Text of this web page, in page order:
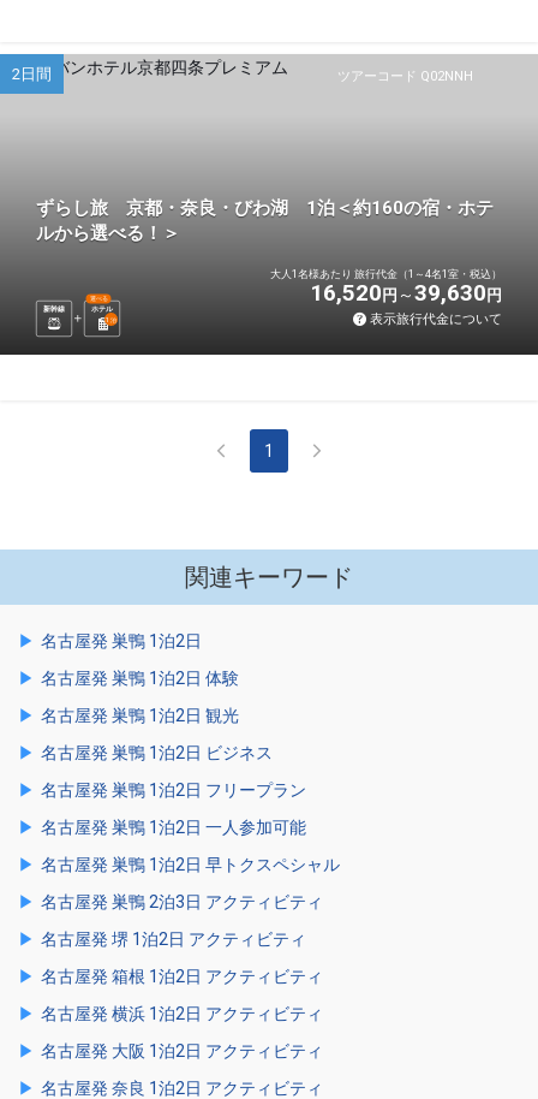
ツアーコード Q02NNH
2日間
ずらし旅 京都・奈良・びわ湖 1泊＜約160の宿・ホテ
ルから選べる！＞
新幹線 ホテル
選べる
1 泊
大人1名様あたり 旅行代金（1～4名1室・税込）
16,520 円 39,630 円
表示旅行代金について
1
関連キーワード
名古屋発 巣鴨 1泊2日
名古屋発 巣鴨 1泊2日 体験
名古屋発 巣鴨 1泊2日 観光
名古屋発 巣鴨 1泊2日 ビジネス
名古屋発 巣鴨 1泊2日 フリープラン
名古屋発 巣鴨 1泊2日 一人参加可能
名古屋発 巣鴨 1泊2日 早トクスペシャル
名古屋発 巣鴨 2泊3日 アクティビティ
名古屋発 堺 1泊2日 アクティビティ
名古屋発 箱根 1泊2日 アクティビティ
名古屋発 横浜 1泊2日 アクティビティ
名古屋発 大阪 1泊2日 アクティビティ
名古屋発 奈良 1泊2日 アクティビティ